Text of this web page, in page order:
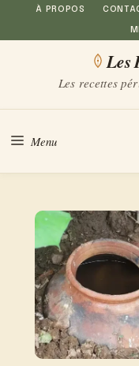
Aller
au
À PROPOS
Les
Les recettes
Menu